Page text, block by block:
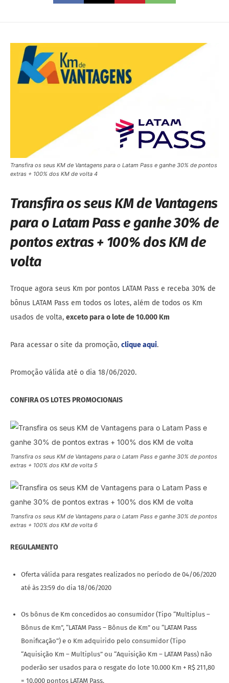
Transfira os seus KM de Vantagens para o Latam Pass e ganhe 30% de pontos
extras + 100% dos KM de volta 4
Transfira os seus KM de Vantagens
para o Latam Pass e ganhe 30% de
pontos extras + 100% dos KM de
volta
Troque agora seus Km por pontos LATAM Pass e receba 30% de
bônus LATAM Pass em todos os lotes, além de todos os Km
usados de volta, exceto para o lote de 10.000 Km
Para acessar o site da promoção, clique aqui.
Promoção válida até o dia 18/06/2020.
CONFIRA OS LOTES PROMOCIONAIS
Transfira os seus KM de Vantagens para o Latam Pass e ganhe 30% de pontos
extras + 100% dos KM de volta 5
Transfira os seus KM de Vantagens para o Latam Pass e ganhe 30% de pontos
extras + 100% dos KM de volta 6
REGULAMENTO
Oferta válida para resgates realizados no período de 04/06/2020
até às 23:59 do dia 18/06/2020
Os bônus de Km concedidos ao consumidor (Tipo “Multiplus –
Bônus de Km”, “LATAM Pass – Bônus de Km” ou “LATAM Pass
Bonificação”) e o Km adquirido pelo consumidor (Tipo
“Aquisição Km – Multiplus” ou “Aquisição Km – LATAM Pass) não
poderão ser usados para o resgate do lote 10.000 Km + R$ 211,80
= 10.000 pontos LATAM Pass.